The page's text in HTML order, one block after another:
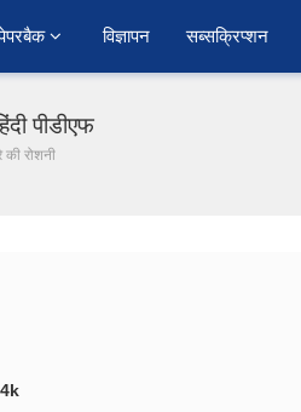
विज्ञापन सब्सक्रिप्शन
पीडीएफ
रोशनी